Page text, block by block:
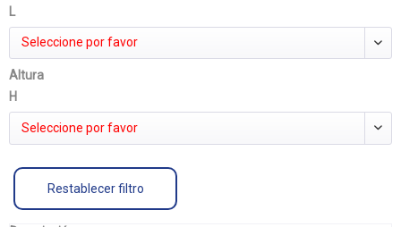
L
Seleccione por favor
Altura
H
Seleccione por favor
Restablecer filtro